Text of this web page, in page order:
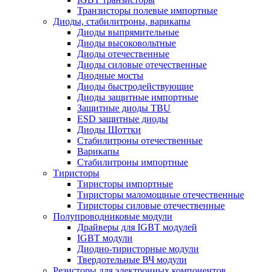
Транзисторы полевые импортные
Диоды, стабилитроны, варикапы
Диоды выпрямительные
Диоды высоковольтные
Диоды отечественные
Диоды силовые отечественные
Диодные мосты
Диоды быстродействующие
Диоды защитные импортные
Защитные диоды TBU
ESD защитные диоды
Диоды Шоттки
Стабилитроны отечественные
Варикапы
Стабилитроны импортные
Тиристоры
Тиристоры импортные
Тиристоры маломощные отечественные
Тиристоры силовые отечественные
Полупроводниковые модули
Драйверы для IGBT модулей
IGBT модули
Диодно-тиристорные модули
Твердотельные ВЧ модули